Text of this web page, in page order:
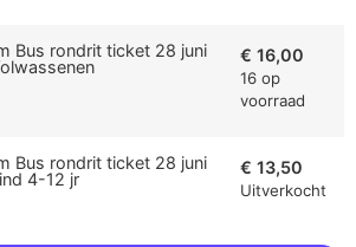
Bus rondrit ticket 28 juni
€ 16,00
16 op
voorraad
Bus rondrit ticket 28 juni
4-12 jr
€ 13,50
Uitverkocht